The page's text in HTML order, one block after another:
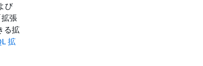
び
張
る拡
拡